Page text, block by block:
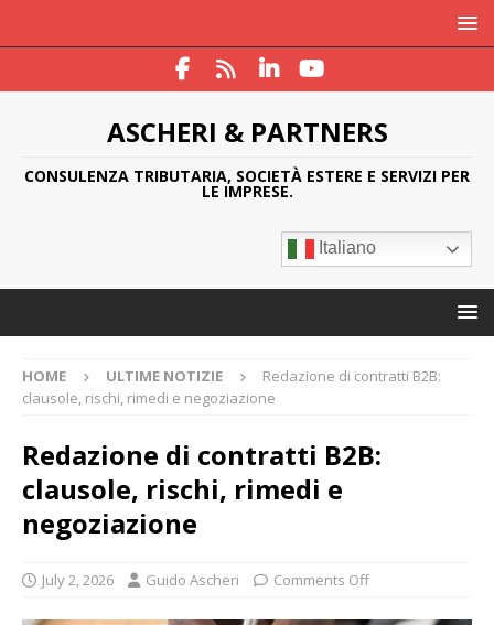
ASCHERI & PARTNERS
CONSULENZA TRIBUTARIA, SOCIETÀ ESTERE E SERVIZI PER
LE IMPRESE.
Italiano
HOME ULTIME NOTIZIE
Redazione di contratti B2B:
clausole, rischi, rimedi e negoziazione
Redazione di contratti B2B:
clausole, rischi, rimedi e
negoziazione
July 2, 2026 Guido Ascheri Comments Off